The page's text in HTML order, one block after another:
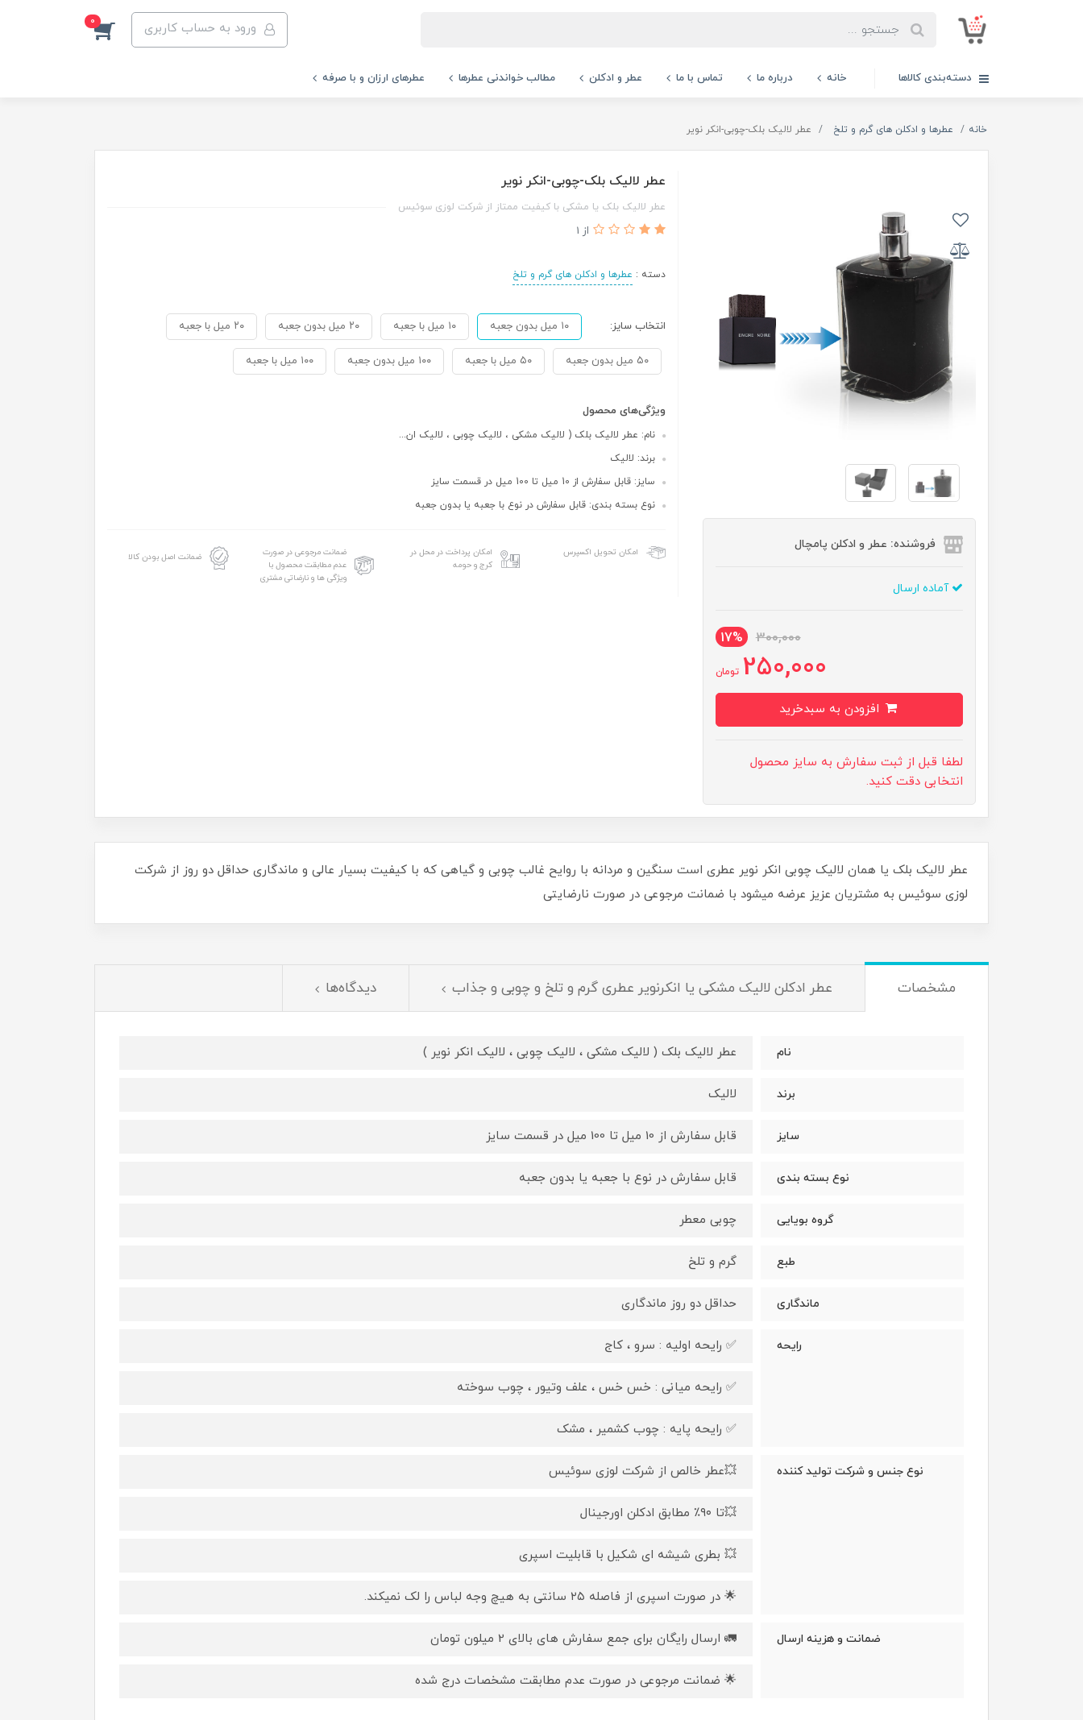
ورود به حساب کاربری 0
دسته‌بندی کالاها خانه درباره ما تماس با ما عطر و ادکلن مطالب خواندنی عطرها عطرهای ارزان و با صرفه
خانه عطرها و ادکلن های گرم و تلخ عطر لالیک بلک-چوبی-انکر نویر
فروشنده: عطر و ادکلن پامچال
آماده ارسال
300,000
17%
250,000 تومان
لطفا قبل از ثبت سفارش به سایز محصول
انتخابی دقت کنید.
عطر لالیک بلک-چوبی-انکر نویر
عطر لالیک بلک یا مشکی با کیفیت ممتاز از شرکت لوزی سوئیس
از 1
دسته : عطرها و ادکلن های گرم و تلخ
انتخاب سایز: ۱۰ میل بدون جعبه ۱۰ میل با جعبه ۲۰ میل بدون جعبه ۲۰ میل با جعبه
۵۰ میل بدون جعبه ۵۰ میل با جعبه ۱۰۰ میل بدون جعبه ۱۰۰ میل با جعبه
ویژگی‌های محصول
نام: عطر لالیک بلک ( لالیک مشکی ، لالیک چوبی ، لالیک ان...
برند: لالیک
سایز: قابل سفارش از 10 میل تا 100 میل در قسمت سایز
نوع بسته بندی: قابل سفارش در نوع با جعبه یا بدون جعبه
امکان تحویل اکسپرس
امکان پرداخت در محل در
کرج و حومه
ضمانت مرجوعی در صورت
عدم مطابقت محصول با
ویژگی ها و نارضاتی مشتری
ضمانت اصل بودن کالا
عطر لالیک بلک یا همان لالیک چوبی انکر نویر عطری است سنگین و مردانه با روایح غالب چوبی و گیاهی که با کیفیت بسیار عالی و ماندگاری حداقل دو روز از شرکت
لوزی سوئیس به مشتریان عزیز عرضه میشود با ضمانت مرجوعی در صورت نارضایتی
مشخصات عطر ادکلن لالیک مشکی یا انکرنویر عطری گرم و تلخ و چوبی و جذاب دیدگاه‌ها
نام عطر لالیک بلک ( لالیک مشکی ، لالیک چوبی ، لالیک انکر نویر )
برند لالیک
سایز قابل سفارش از 10 میل تا 100 میل در قسمت سایز
نوع بسته بندی قابل سفارش در نوع با جعبه یا بدون جعبه
گروه بویایی چوبی معطر
طبع گرم و تلخ
ماندگاری حداقل دو روز ماندگاری
رایحه ✅ رایحه اولیه : سرو ، کاج
✅ رایحه میانی : خس خس ، علف وتیور ، چوب سوخته
✅ رایحه پایه : چوب کشمیر ، مشک
نوع جنس و شرکت تولید کننده 💥عطر خالص از شرکت لوزی سوئیس
💥تا ۹۰٪ مطابق ادکلن اورجینال
💥 بطری شیشه ای شکیل با قابلیت اسپری
🌟 در صورت اسپری از فاصله ۲۵ سانتی به هیچ وجه لباس را لک نمیکند.
ضمانت و هزینه ارسال 🚛 ارسال رایگان برای جمع سفارش های بالای 2 میلون تومان
🌟 ضمانت مرجوعی در صورت عدم مطابقت مشخصات درج شده